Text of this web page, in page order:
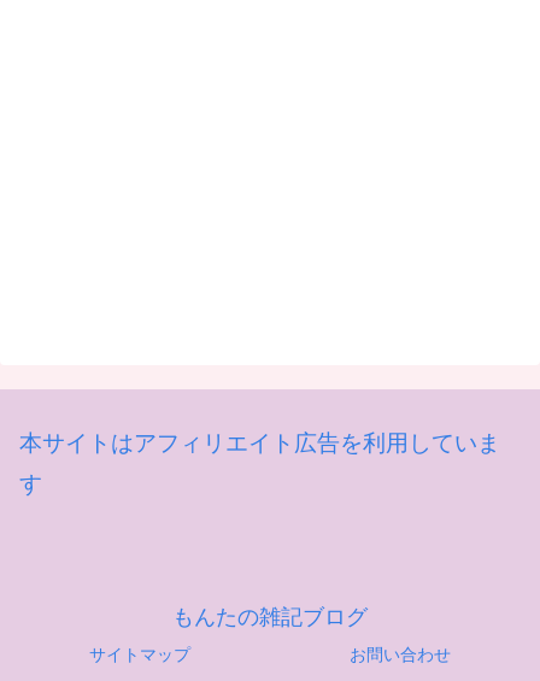
本サイトはアフィリエイト広告を利用していま
す
もんたの雑記ブログ
サイトマップ
お問い合わせ